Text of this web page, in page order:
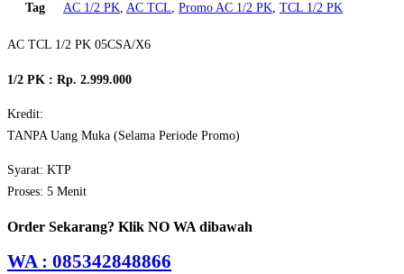
Tag
AC 1/2 PK, AC TCL, Promo AC 1/2 PK, TCL 1/2 PK
AC TCL 1/2 PK 05CSA/X6
1/2 PK : Rp. 2.999.000
Kredit:
TANPA Uang Muka (Selama Periode Promo)
Syarat: KTP
Proses: 5 Menit
Order Sekarang? Klik NO WA dibawah
WA : 085342848866